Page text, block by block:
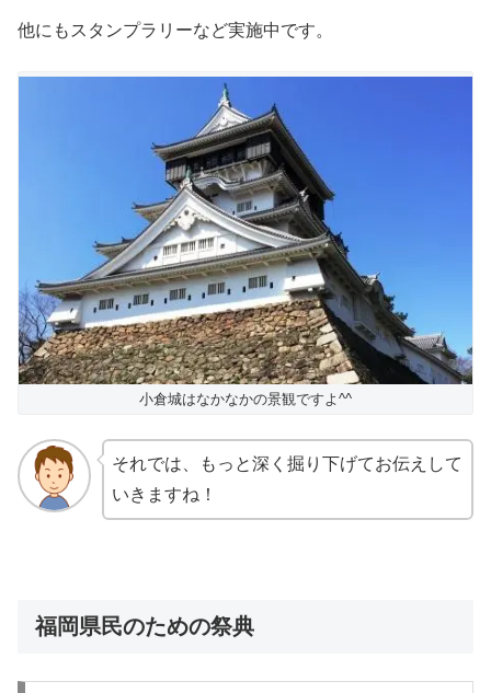
他にもスタンプラリーなど実施中です。
小倉城はなかなかの景観ですよ^^
それでは、もっと深く掘り下げてお伝えして
いきますね！
福岡県民のための祭典